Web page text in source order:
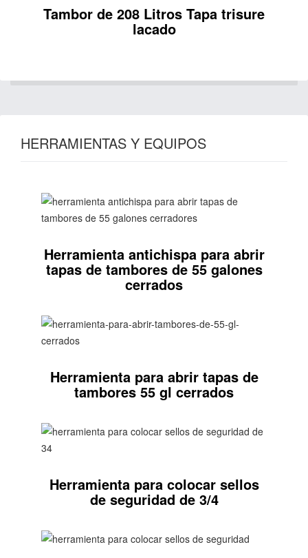
Tambor de 208 Litros Tapa trisure
lacado
HERRAMIENTAS Y EQUIPOS
Herramienta antichispa para abrir
tapas de tambores de 55 galones
cerrados
Herramienta para abrir tapas de
tambores 55 gl cerrados
Herramienta para colocar sellos
de seguridad de 3/4